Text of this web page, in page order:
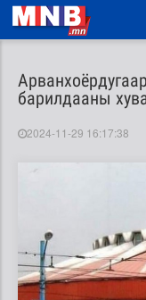
барилдааны
2024-11-29 16:17:38